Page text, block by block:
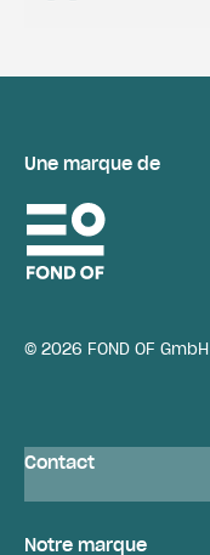
Une marque de
© 2026 FOND OF GmbH
Contact
Notre marque